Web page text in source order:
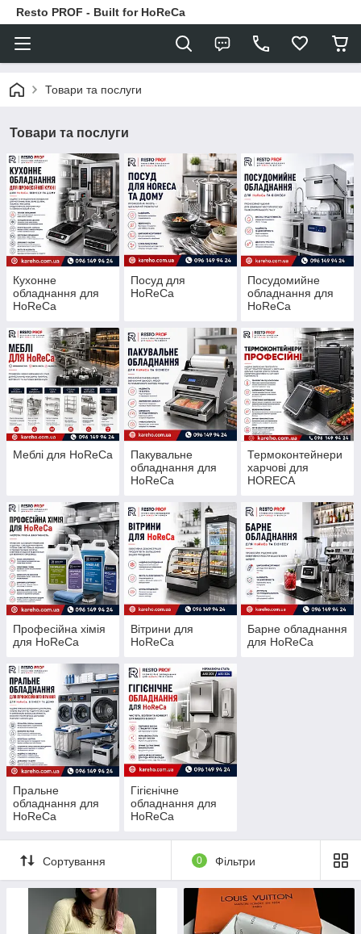
Resto PROF - Built for HoReCa
Товари та послуги
Товари та послуги
Кухонне
обладнання для
HoReCa
Посуд для
HoReCa
Посудомийне
обладнання для
HoReCa
Меблі для HoReCa
Пакувальне
обладнання для
HoReCa
Термоконтейнери
харчові для
HORECA
Професійна хімія
для HoReCa
Вітрини для
HoReCa
Барне обладнання
для HoReCa
Пральне
обладнання для
HoReCa
Гігієнічне
обладнання для
HoReCa
Сортування 0 Фільтри